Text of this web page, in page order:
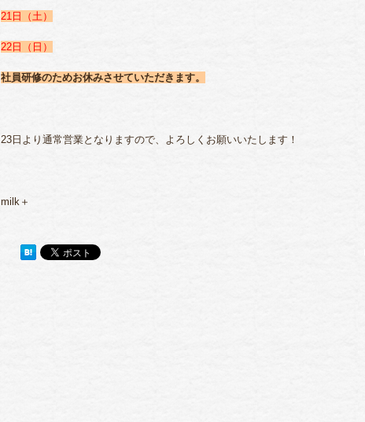
21日（土）
22日（日）
社員研修のためお休みさせていただきます。
23日より通常営業となりますので、よろしくお願いいたします！
milk＋